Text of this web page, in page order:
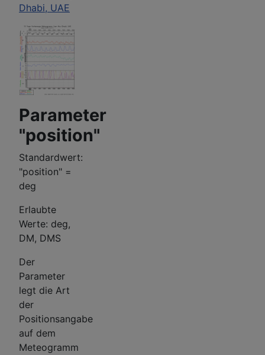
Dhabi, UAE
Parameter
"position"
Standardwert:
"position" =
deg
Erlaubte
Werte: deg,
DM, DMS
Der
Parameter
legt die Art
der
Positionsangabe
auf dem
Meteogramm